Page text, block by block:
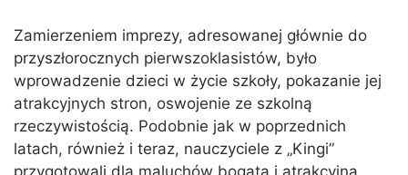
Zamierzeniem imprezy, adresowanej głównie do
przyszłorocznych pierwszoklasistów, było
wprowadzenie dzieci w życie szkoły, pokazanie jej
atrakcyjnych stron, oswojenie ze szkolną
rzeczywistością. Podobnie jak w poprzednich
latach, również i teraz, nauczyciele z „Kingi”